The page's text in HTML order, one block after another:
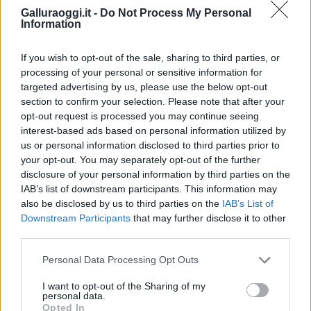
Galluraoggi.it - Do Not Process My Personal
Information
If you wish to opt-out of the sale, sharing to third parties, or
processing of your personal or sensitive information for
targeted advertising by us, please use the below opt-out
section to confirm your selection. Please note that after your
opt-out request is processed you may continue seeing
interest-based ads based on personal information utilized by
us or personal information disclosed to third parties prior to
your opt-out. You may separately opt-out of the further
disclosure of your personal information by third parties on the
IAB’s list of downstream participants. This information may
also be disclosed by us to third parties on the IAB’s List of
Downstream Participants that may further disclose it to other
Please note that this website/app uses one or more Google
not limited to your visit or usage behaviour. You may click to
grant or deny consent to Google and its third-party tags to
Personal Data Processing Opt Outs
I want to opt-out of the Sharing of my
personal data.
Opted In
Nuovi stalli residenti a Palau, il Comune
Film internazionale, casting per comparse in
Costa Smeralda
Porto Rotondo ospita la grande sfida della vela
nell’estate 2026
Controlli all’aeroporto di Olbia, sequestrati
caviale e sabbia rubata
Migliori cliniche di estetica medicale avanzata
in Europa: classifica dei 5 centri di riferimento
pe…